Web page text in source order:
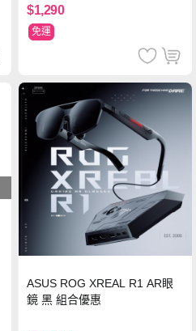
$1,290
免運
ASUS ROG XREAL R1 AR眼
鏡 黑 組合優惠